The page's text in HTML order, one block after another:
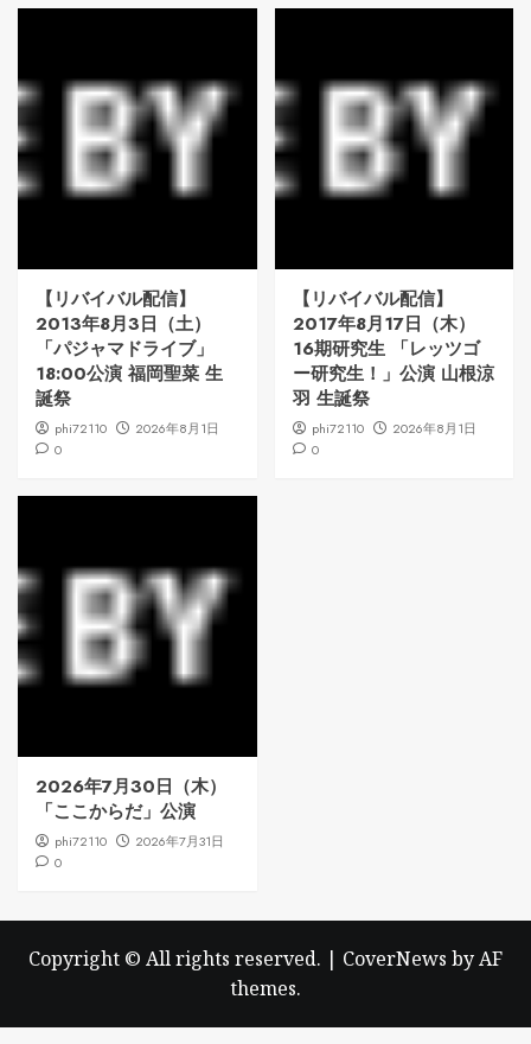
【リバイバル配信】
2013年8月3日（土）
「パジャマドライブ」
18:00公演 福岡聖菜 生
誕祭
phi72110
2026年8月1日
0
【リバイバル配信】
2017年8月17日（木）
16期研究生 「レッツゴ
ー研究生！」公演 山根涼
羽 生誕祭
phi72110
2026年8月1日
0
2026年7月30日（木）
「ここからだ」公演
phi72110
2026年7月31日
0
Copyright © All rights reserved. | CoverNews by AF
themes.